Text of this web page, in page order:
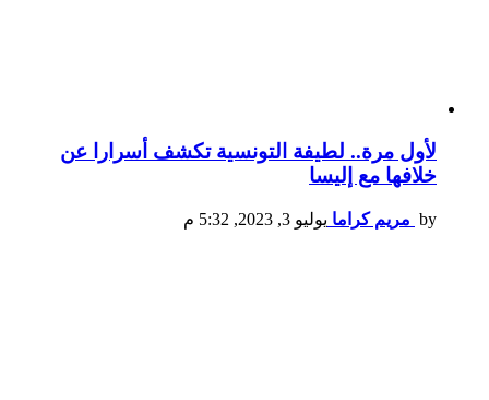
لأول مرة.. لطيفة التونسية تكشف أسرارا عن
خلافها مع إليسا
by مريم كراما يوليو 3, 2023, 5:32 م